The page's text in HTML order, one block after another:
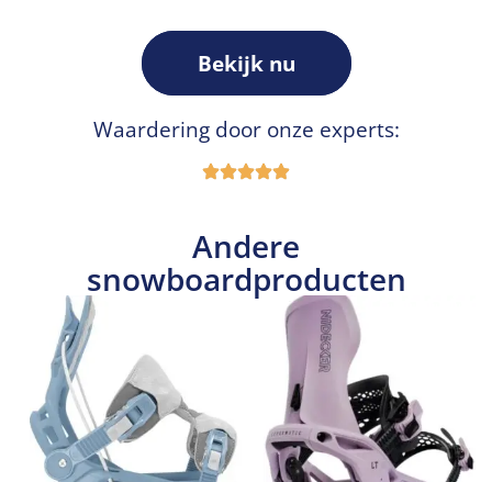
Bekijk nu
Waardering door onze experts:
Andere
snowboardproducten